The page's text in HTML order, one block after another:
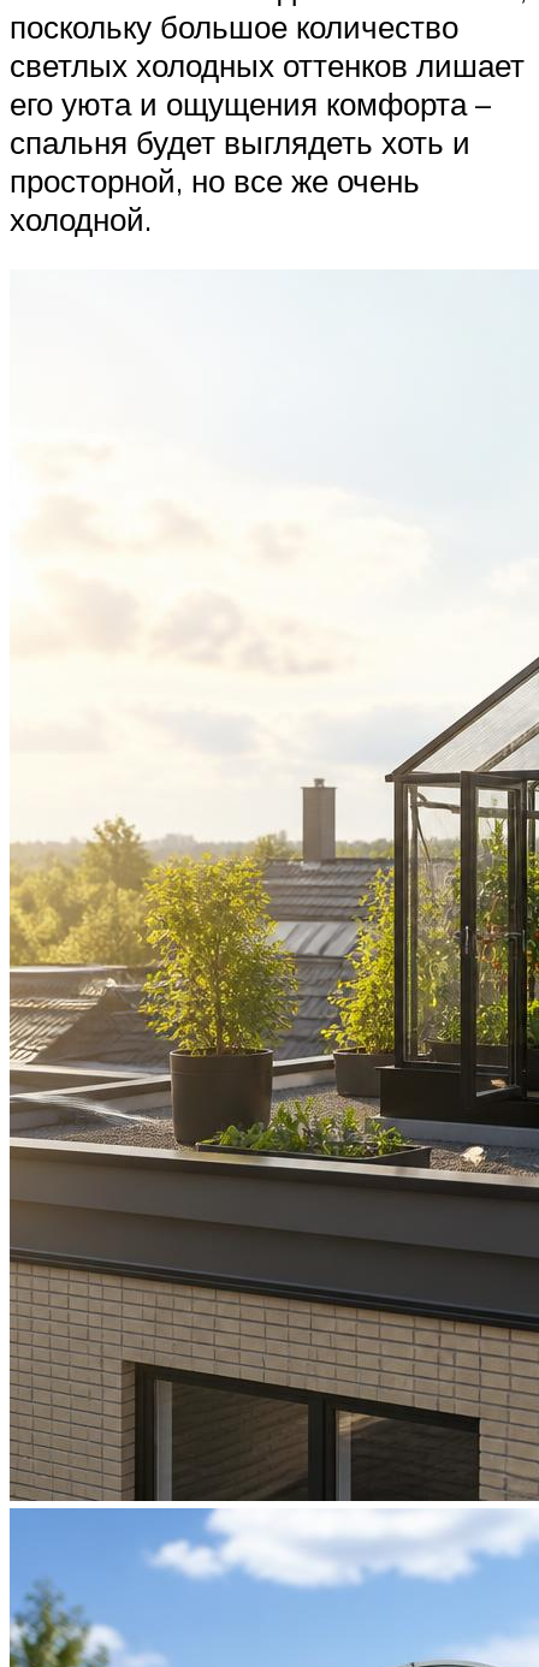
поскольку большое количество
светлых холодных оттенков лишает
его уюта и ощущения комфорта –
спальня будет выглядеть хоть и
просторной, но все же очень
холодной.